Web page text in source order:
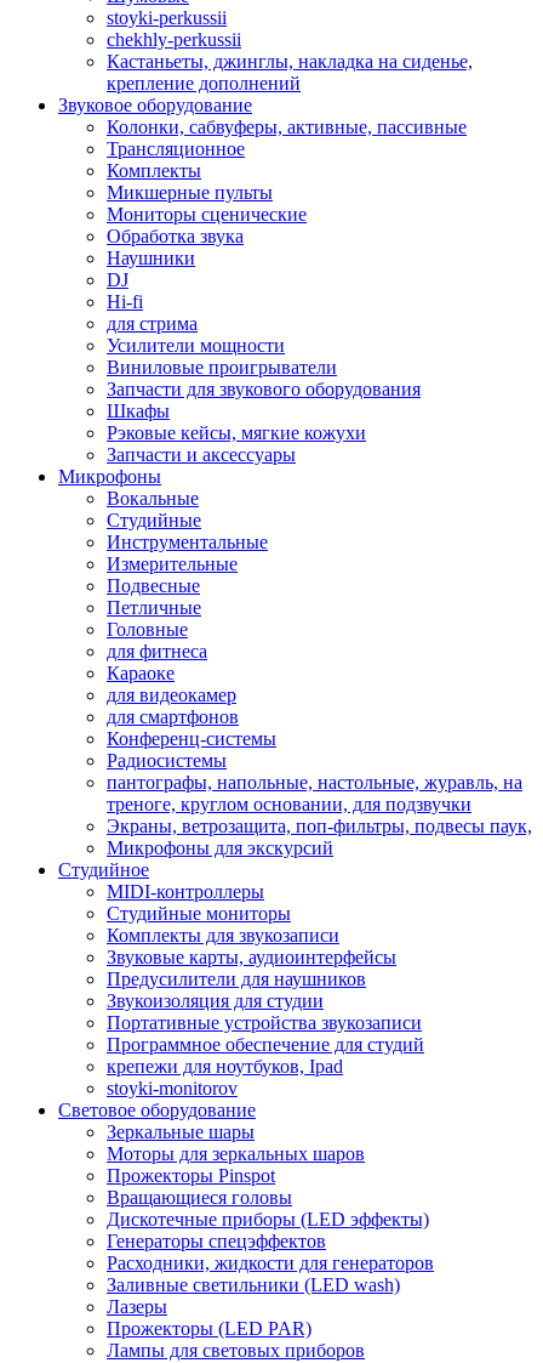
stoyki-perkussii
chekhly-perkussii
Кастаньеты, джинглы, накладка на сиденье,
крепление дополнений
Звуковое оборудование
Колонки, сабвуферы, активные, пассивные
Трансляционное
Комплекты
Микшерные пульты
Мониторы сценические
Обработка звука
Наушники
DJ
Hi-fi
для стрима
Усилители мощности
Виниловые проигрыватели
Запчасти для звукового оборудования
Шкафы
Рэковые кейсы, мягкие кожухи
Запчасти и аксессуары
Микрофоны
Вокальные
Студийные
Инструментальные
Измерительные
Подвесные
Петличные
Головные
для фитнеса
Караоке
для видеокамер
для смартфонов
Конференц-системы
Радиосистемы
пантографы, напольные, настольные, журавль, на
треноге, круглом основании, для подзвучки
Экраны, ветрозащита, поп-фильтры, подвесы паук,
Микрофоны для экскурсий
Студийное
MIDI-контроллеры
Студийные мониторы
Комплекты для звукозаписи
Звуковые карты, аудиоинтерфейсы
Предусилители для наушников
Звукоизоляция для студии
Портативные устройства звукозаписи
Программное обеспечение для студий
крепежи для ноутбуков, Ipad
stoyki-monitorov
Световое оборудование
Зеркальные шары
Моторы для зеркальных шаров
Прожекторы Pinspot
Вращающиеся головы
Дискотечные приборы (LED эффекты)
Генераторы спецэффектов
Расходники, жидкости для генераторов
Заливные светильники (LED wash)
Лазеры
Прожекторы (LED PAR)
Лампы для световых приборов